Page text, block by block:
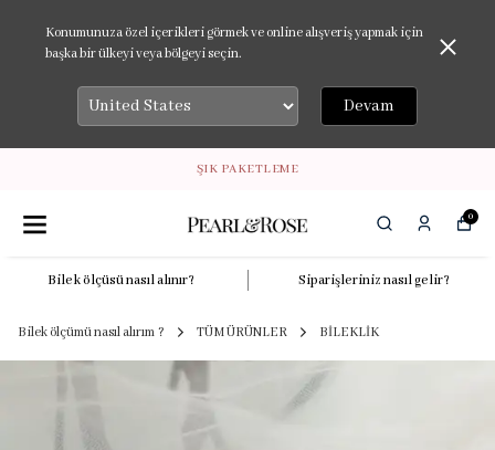
Konumunuza özel içerikleri görmek ve online alışveriş yapmak için
başka bir ülkeyi veya bölgeyi seçin.
Devam
ŞIK PAKETLEME
0
Bilek ölçüsü nasıl alınır? Siparişleriniz nasıl gelir?
Bilek ölçümü nasıl alırım ? TÜM ÜRÜNLER BİLEKLİK